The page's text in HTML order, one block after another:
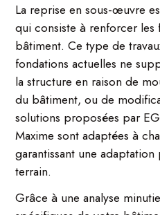
La reprise en sous-œuvre
qui consiste à renforcer les
bâtiment. Ce type de
fondations actuelles ne
la structure en raison de
du bâtiment, ou de
solutions proposées par
Maxime sont adaptées à
garantissant une
terrain.
Grâce à une analyse